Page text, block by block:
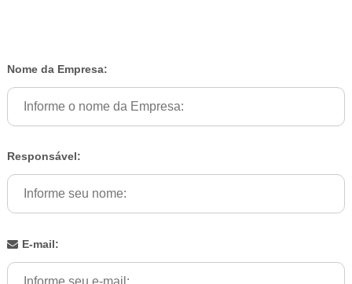
Nome da Empresa:
Responsável:
E-mail: